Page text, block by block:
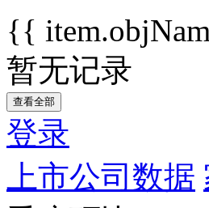
{{
暂无记录
查看全部
登录
上市公司数据